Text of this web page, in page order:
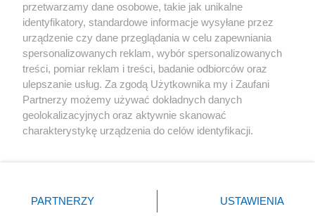
Kultura
X Facebook Instagram Youtube
przetwarzamy dane osobowe, takie jak unikalne
identyfikatory, standardowe informacje wysyłane przez
urządzenie czy dane przeglądania w celu zapewniania
spersonalizowanych reklam, wybór spersonalizowanych
treści, pomiar reklam i treści, badanie odbiorców oraz
ulepszanie usług. Za zgodą Użytkownika my i Zaufani
Partnerzy możemy używać dokładnych danych
geolokalizacyjnych oraz aktywnie skanować
charakterystykę urządzenia do celów identyfikacji.
zmienić/wycofać klikając przycisk ustawień prywatności
znajdujący się w lewym dolnym rogu strony
PARTNERZY USTAWIENIA